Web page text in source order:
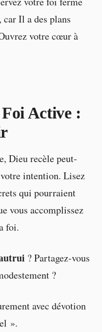
Il a des plans
votre cœur à
Active :
Dieu recèle peut-
intention. Lisez
qui pourraient
vous accomplissez
foi.
? Partagez-vous
?
avec dévotion
».